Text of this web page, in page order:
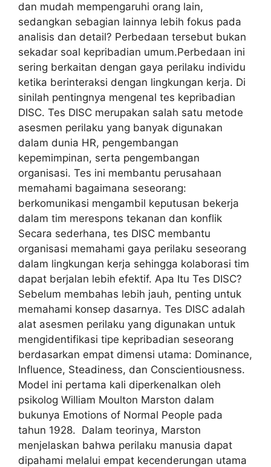
dan mudah mempengaruhi orang lain,
sedangkan sebagian lainnya lebih fokus pada
analisis dan detail? Perbedaan tersebut bukan
sekadar soal kepribadian umum.Perbedaan ini
sering berkaitan dengan gaya perilaku individu
ketika berinteraksi dengan lingkungan kerja. Di
sinilah pentingnya mengenal tes kepribadian
DISC. Tes DISC merupakan salah satu metode
asesmen perilaku yang banyak digunakan
dalam dunia HR, pengembangan
kepemimpinan, serta pengembangan
organisasi. Tes ini membantu perusahaan
memahami bagaimana seseorang:
berkomunikasi mengambil keputusan bekerja
dalam tim merespons tekanan dan konflik
Secara sederhana, tes DISC membantu
organisasi memahami gaya perilaku seseorang
dalam lingkungan kerja sehingga kolaborasi tim
dapat berjalan lebih efektif. Apa Itu Tes DISC?
Sebelum membahas lebih jauh, penting untuk
memahami konsep dasarnya. Tes DISC adalah
alat asesmen perilaku yang digunakan untuk
mengidentifikasi tipe kepribadian seseorang
berdasarkan empat dimensi utama: Dominance,
Influence, Steadiness, dan Conscientiousness.
Model ini pertama kali diperkenalkan oleh
psikolog William Moulton Marston dalam
bukunya Emotions of Normal People pada
tahun 1928. Dalam teorinya, Marston
menjelaskan bahwa perilaku manusia dapat
dipahami melalui empat kecenderungan utama